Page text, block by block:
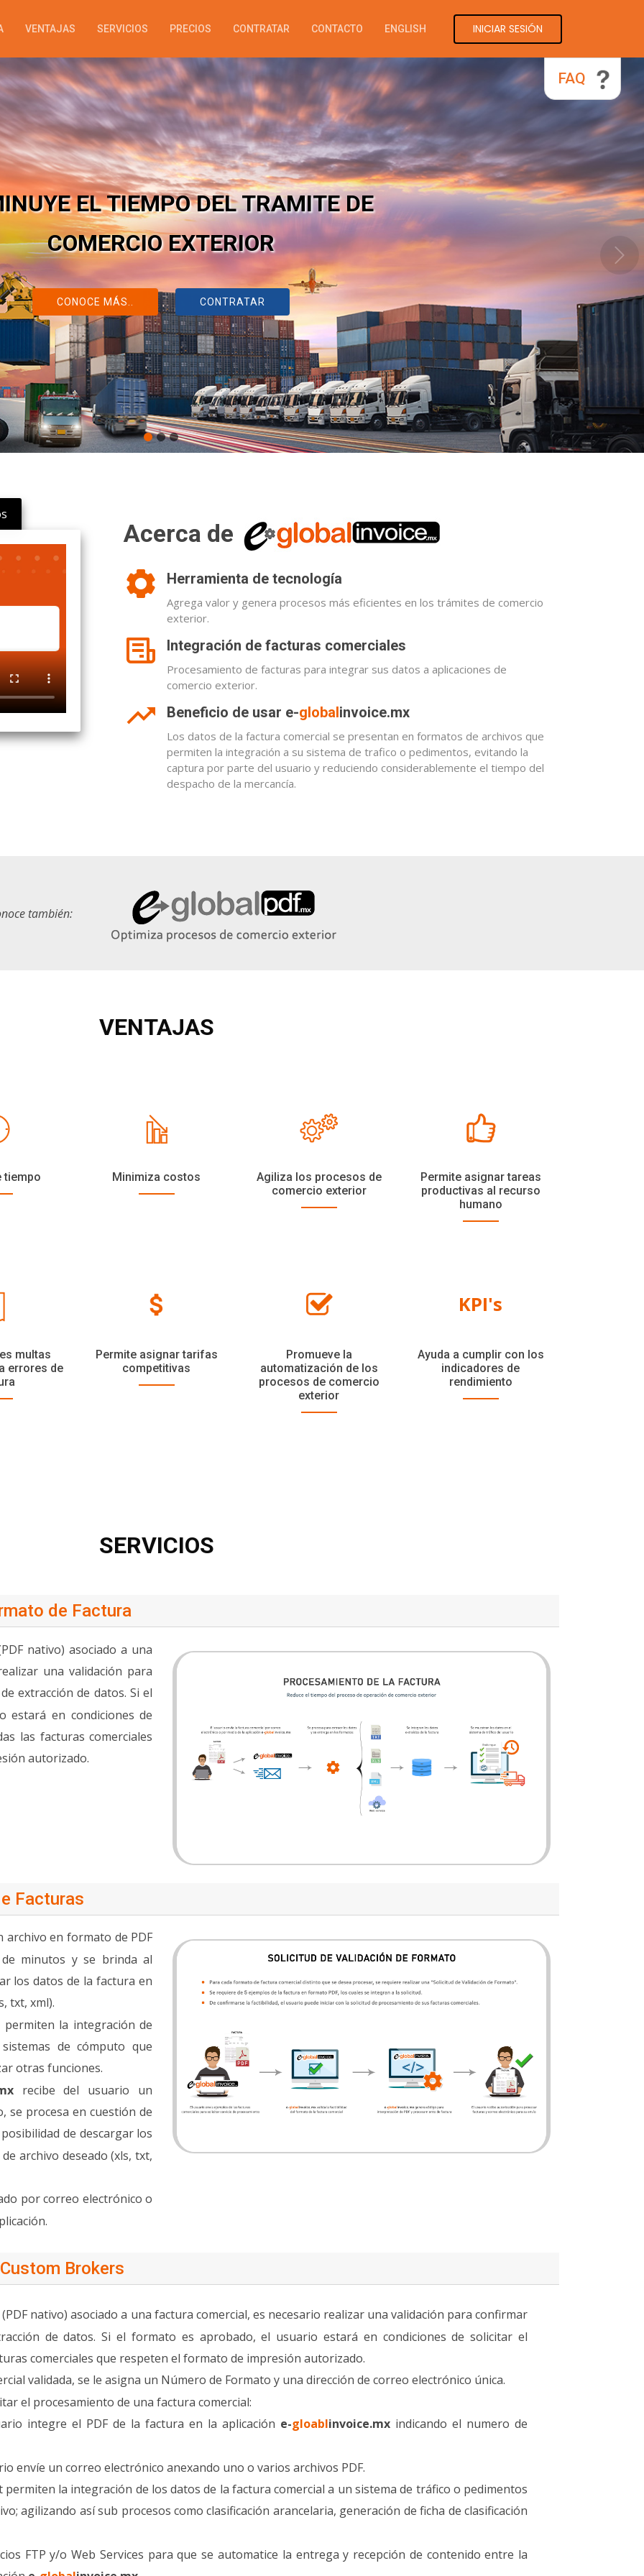
VENTAJAS SERVICIOS PRECIOS CONTRATAR CONTACTO ENGLISH INICIAR SESIÓN
FAQ
YOUR DATA INTO
with less effort
Acerca de
Herramienta de tecnología
Agrega valor y genera procesos más eficientes en los trámites de comercio
exterior.
Integración de facturas comerciales
Procesamiento de facturas para integrar sus datos a aplicaciones de
comercio exterior.
Beneficio de usar e-globalinvoice.mx
Los datos de la factura comercial se presentan en formatos de archivos que
permiten la integración a su sistema de trafico o pedimentos, evitando la
captura por parte del usuario y reduciendo considerablemente el tiempo del
despacho de la mercancía.
también:
VENTAJAS
tiempo Minimiza costos
Agiliza los procesos de
comercio exterior
Permite asignar tareas
productivas al recurso
humano
multas
errores de
Permite asignar tarifas
competitivas
Promueve la
automatización de los
procesos de comercio
exterior
KPI's
Ayuda a cumplir con los
indicadores de
rendimiento
SERVICIOS
de Factura
nativo) asociado a una
una validación para
extracción de datos. Si el
estará en condiciones de
las facturas comerciales
autorizado.
Facturas
en formato de PDF
minutos y se brinda al
los datos de la factura en
txt, xml).
la integración de
de cómputo que
otras funciones.
recibe del usuario un
se procesa en cuestión de
de descargar los
archivo deseado (xls, txt,
por correo electrónico o
Brokers
nativo) asociado a una factura comercial, es necesario realizar una validación para confirmar
de datos. Si el formato es aprobado, el usuario estará en condiciones de solicitar el
comerciales que respeten el formato de impresión autorizado.
validada, se le asigna un Número de Formato y una dirección de correo electrónico única.
el procesamiento de una factura comercial:
integre el PDF de la factura en la aplicación e-gloablinvoice.mx indicando el numero de
envíe un correo electrónico anexando uno o varios archivos PDF.
la integración de los datos de la factura comercial a un sistema de tráfico o pedimentos
agilizando así sub procesos como clasificación arancelaria, generación de ficha de clasificación
FTP y/o Web Services para que se automatice la entrega y recepción de contenido entre la